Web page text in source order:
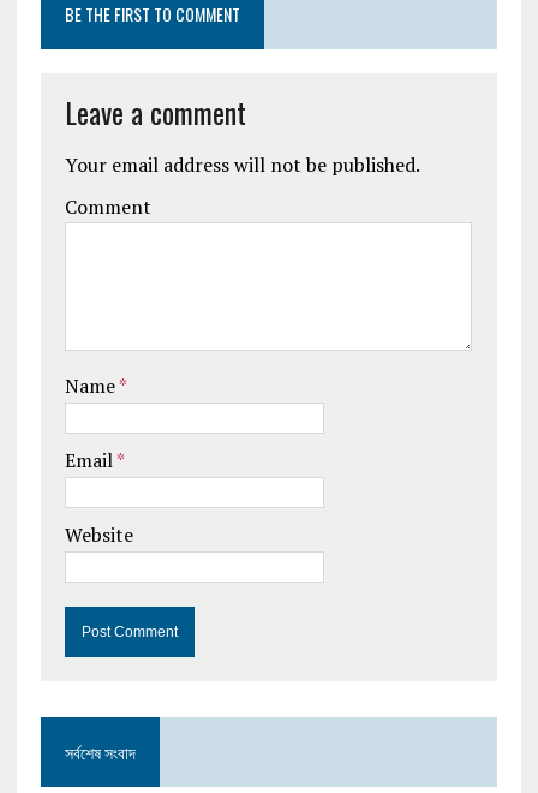
BE THE FIRST TO COMMENT
Leave a comment
Your email address will not be published.
Comment
Name*
Email*
Website
সর্বশেষ সংবাদ